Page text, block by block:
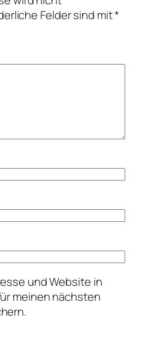
Felder sind mit*
und Website in
meinen nächsten